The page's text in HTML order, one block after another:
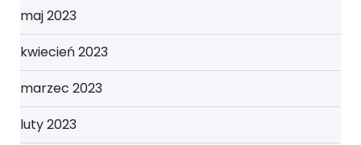
maj 2023
kwiecień 2023
marzec 2023
luty 2023